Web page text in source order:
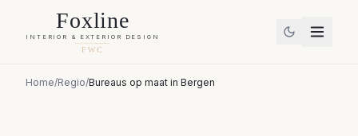
Foxline
INTERIOR & EXTERIOR DESIGN
FWC
Home/Regio/Bureaus op maat in Bergen